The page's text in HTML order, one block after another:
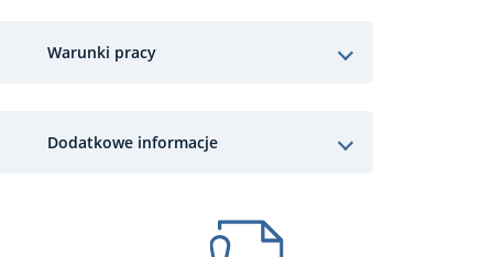
Warunki pracy
Dodatkowe informacje